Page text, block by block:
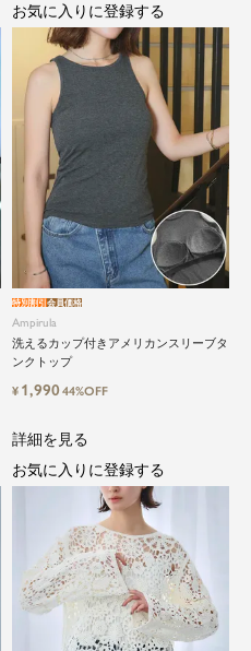
Ampirula
洗えるカップ付きアメリカンスリーブタ
ンクトップ
特別割引会員価格
¥ 1,99044%OFF
お気に入りに登録する
詳細を見る
お気に入りに登録する